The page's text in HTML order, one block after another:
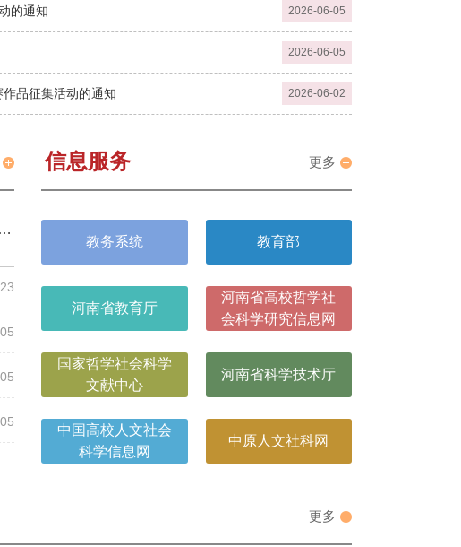
2026年单独招生考试顺利举行
的通知 2026-06-05
2026-06-05
品征集活动的通知 2026-06-02
更多
信息服务
教务系统 教育部
河南省教育厅
河南省高校哲学社
会科学研究信息网
国家哲学社会科学
文献中心
河南省科学技术厅
中国高校人文社会
科学信息网
中原人文社科网
更多